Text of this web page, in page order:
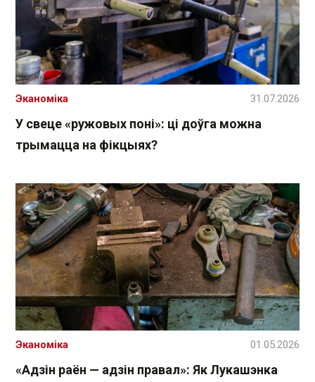
У свеце «ружовых поні»: ці доўга можна
трымацца на фікцыях?
Эканоміка 31.07.2026
«Адзін раён — адзін правал»: Як Лукашэнка
Эканоміка 01.05.2026